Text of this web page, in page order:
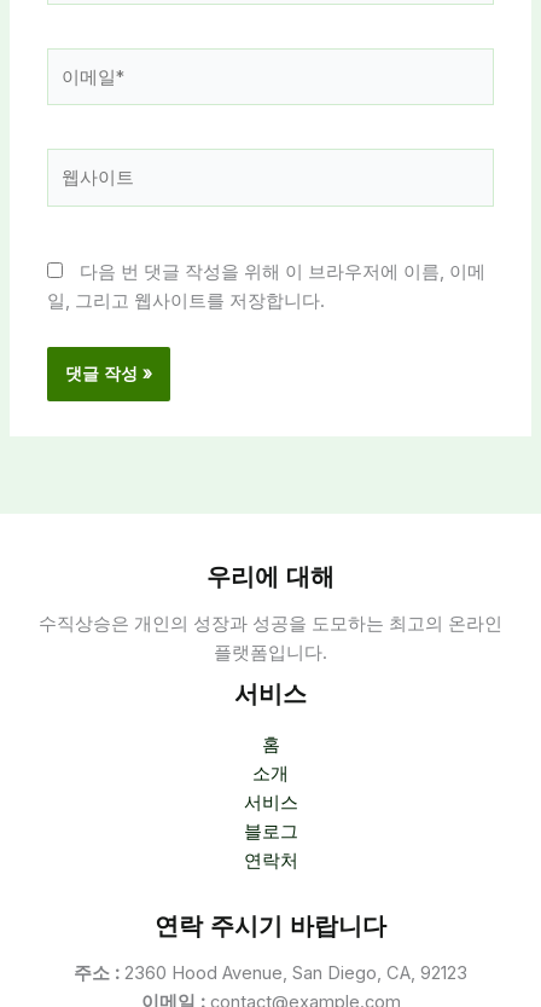
*
다음 번 댓글 작성을 위해 이 브라우저에 이름, 이메
일, 그리고 웹사이트를 저장합니다.
우리에 대해
수직상승은 개인의 성장과 성공을 도모하는 최고의 온라인
플랫폼입니다.
서비스
홈
소개
서비스
블로그
연락처
연락 주시기 바랍니다
주소 : 2360 Hood Avenue, San Diego, CA, 92123
이메일 : contact@example.com